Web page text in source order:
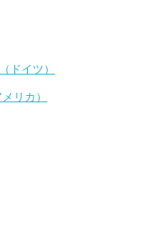
ドイツ）
リカ）